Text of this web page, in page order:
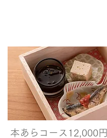
本あらコース12,000円